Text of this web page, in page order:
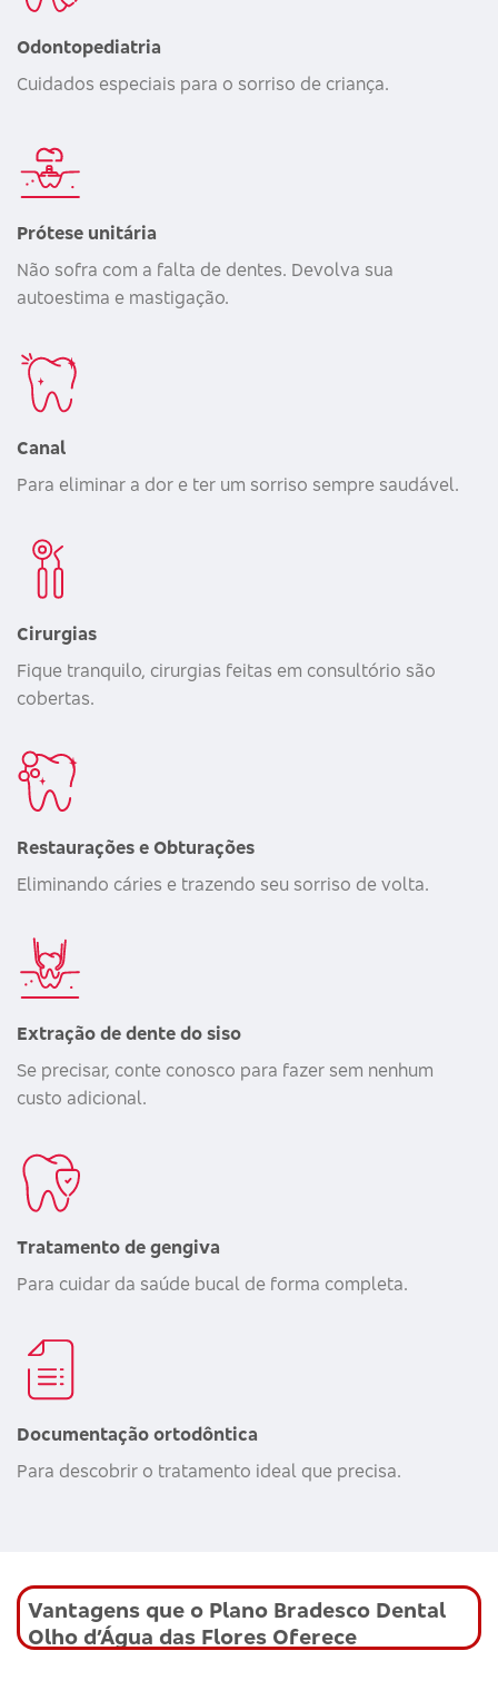
Odontopediatria
Cuidados especiais para o sorriso de criança.
Prótese unitária
Não sofra com a falta de dentes. Devolva sua
autoestima e mastigação.
Canal
Para eliminar a dor e ter um sorriso sempre saudável.
Cirurgias
Fique tranquilo, cirurgias feitas em consultório são
cobertas.
Restaurações e Obturações
Eliminando cáries e trazendo seu sorriso de volta.
Extração de dente do siso
Se precisar, conte conosco para fazer sem nenhum
custo adicional.
Tratamento de gengiva
Para cuidar da saúde bucal de forma completa.
Documentação ortodôntica
Para descobrir o tratamento ideal que precisa.
Vantagens que o Plano Bradesco Dental
Olho d’Água das Flores Oferece